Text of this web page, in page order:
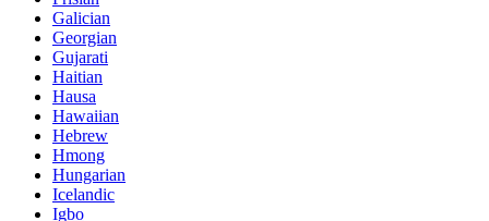
Galician
Georgian
Gujarati
Haitian
Hausa
Hawaiian
Hebrew
Hmong
Hungarian
Icelandic
Igbo